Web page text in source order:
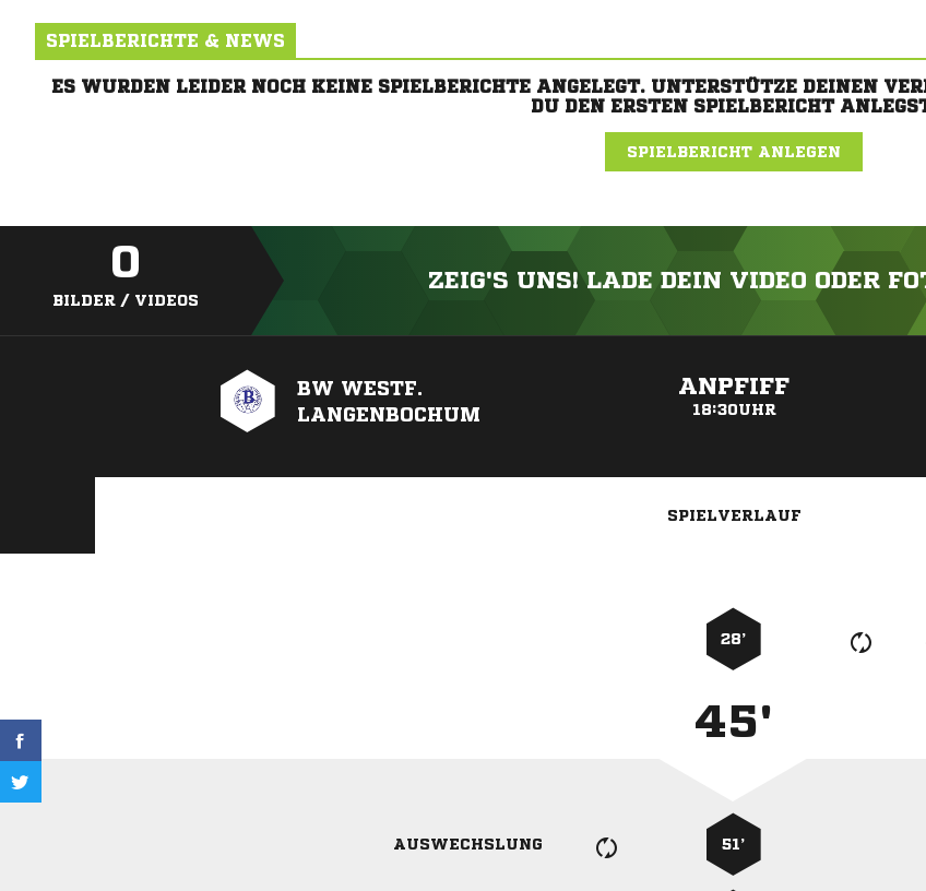
SPIELBERICHTE & NEWS
ES WURDEN LEIDER NOCH KEINE SPIELBERICHTE ANGELEGT. UNTERSTÜTZE DEINEN
DU DEN ERSTEN SPIELBERICHT
SPIELBERICHT ANLEGEN
0
BILDER / VIDEOS
ZEIG'S UNS! LADE DEIN VIDEO ODER
BW WESTF.
LANGENBOCHUM
ANPFIFF
18:30UHR
SPIELVERLAUF
28’
45'
AUSWECHSLUNG 51’